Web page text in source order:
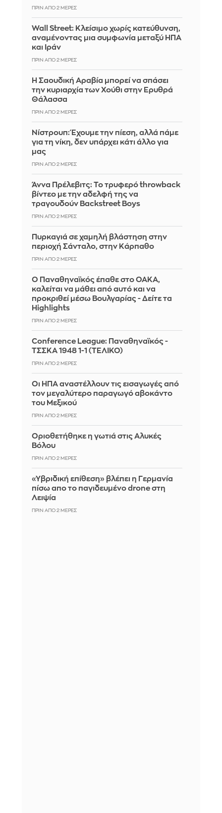
ΠΡΙΝ ΑΠΌ 2 ΜΈΡΕΣ
Wall Street: Κλείσιμο χωρίς κατεύθυνση,
αναμένοντας μια συμφωνία μεταξύ ΗΠΑ
και Ιράν
ΠΡΙΝ ΑΠΌ 2 ΜΈΡΕΣ
Η Σαουδική Αραβία μπορεί να σπάσει
την κυριαρχία των Χούθι στην Ερυθρά
Θάλασσα
ΠΡΙΝ ΑΠΌ 2 ΜΈΡΕΣ
Νίστρουπ: Έχουμε την πίεση, αλλά πάμε
για τη νίκη, δεν υπάρχει κάτι άλλο για
μας
ΠΡΙΝ ΑΠΌ 2 ΜΈΡΕΣ
Άννα Πρέλεβιτς: Το τρυφερό throwback
βίντεο με την αδελφή της να
τραγουδούν Backstreet Boys
ΠΡΙΝ ΑΠΌ 2 ΜΈΡΕΣ
Πυρκαγιά σε χαμηλή βλάστηση στην
περιοχή Σάνταλο, στην Κάρπαθο
ΠΡΙΝ ΑΠΌ 2 ΜΈΡΕΣ
Ο Παναθηναϊκός έπαθε στο ΟΑΚΑ,
καλείται να μάθει από αυτό και να
προκριθεί μέσω Βουλγαρίας - Δείτε τα
Highlights
ΠΡΙΝ ΑΠΌ 2 ΜΈΡΕΣ
Conference League: Παναθηναϊκός -
ΤΣΣΚΑ 1948 1-1 (ΤΕΛΙΚΟ)
ΠΡΙΝ ΑΠΌ 2 ΜΈΡΕΣ
Οι ΗΠΑ αναστέλλουν τις εισαγωγές από
τον μεγαλύτερο παραγωγό αβοκάντο
του Μεξικού
ΠΡΙΝ ΑΠΌ 2 ΜΈΡΕΣ
Οριοθετήθηκε η γωτιά στις Αλυκές
Βόλου
ΠΡΙΝ ΑΠΌ 2 ΜΈΡΕΣ
«Υβριδική επίθεση» βλέπει η Γερμανία
πίσω απο το παγιδευμένο drone στη
Λειψία
ΠΡΙΝ ΑΠΌ 2 ΜΈΡΕΣ